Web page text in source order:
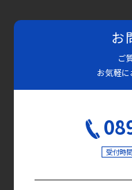
お
ご
お気軽
受付時